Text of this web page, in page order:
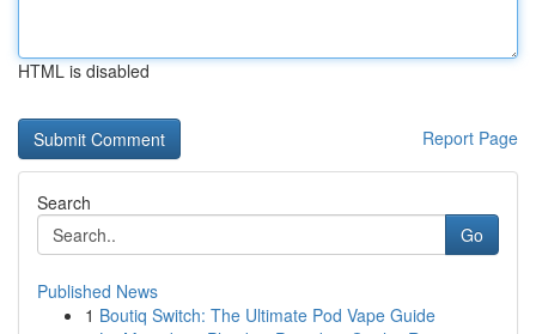
HTML is disabled
Report Page
Search
Go
Published News
1 Boutiq Switch: The Ultimate Pod Vape Guide